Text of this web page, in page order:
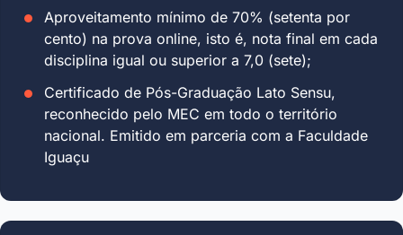
Aproveitamento mínimo de 70% (setenta por
cento) na prova online, isto é, nota final em cada
disciplina igual ou superior a 7,0 (sete);
Certificado de Pós-Graduação Lato Sensu,
reconhecido pelo MEC em todo o território
nacional. Emitido em parceria com a Faculdade
Iguaçu